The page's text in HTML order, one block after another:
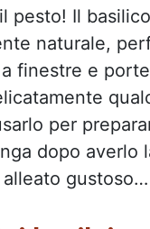
pesto! Il
naturale,
finestre e
per
dopo averlo